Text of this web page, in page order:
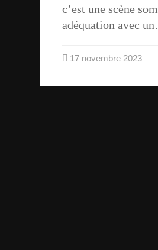
c’est une scène
adéquation avec
17 novembre 2023